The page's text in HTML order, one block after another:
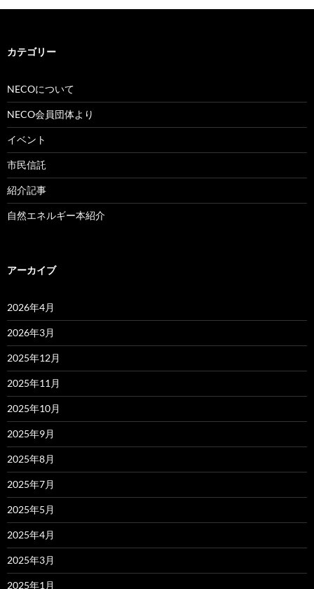
カテゴリー
NECOについて
NECO会員団体より
イベント
市民信託
紹介記事
自然エネルギー本紹介
アーカイブ
2026年4月
2026年3月
2025年12月
2025年11月
2025年10月
2025年9月
2025年8月
2025年7月
2025年5月
2025年4月
2025年3月
2025年1月